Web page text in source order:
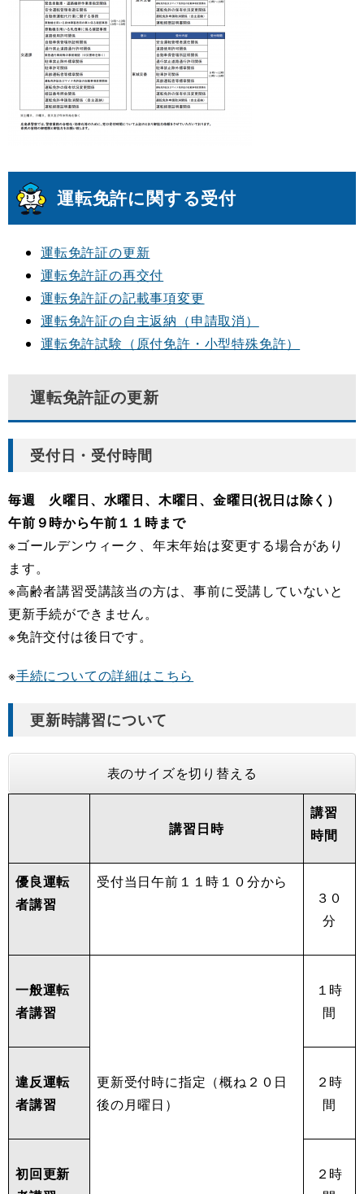
運転免許に関する受付
運転免許証の更新
運転免許証の再交付
運転免許証の記載事項変更
運転免許証の自主返納（申請取消）
運転免許試験（原付免許・小型特殊免許）
運転免許証の更新
受付日・受付時間
毎週 火曜日、水曜日、木曜日、金曜日(祝日は除く）
午前９時から午前１１時まで
※ゴールデンウィーク、年末年始は変更する場合があり
ます。
※高齢者講習受講該当の方は、事前に受講していないと
更新手続ができません。
※免許交付は後日です。
※手続についての詳細はこちら
更新時講習について
表のサイズを切り替える
講習日時
講習
時間
優良運転
者講習
受付当日午前１１時１０分から
３０
分
一般運転
者講習
更新受付時に指定（概ね２０日
後の月曜日）
１時
間
違反運転
者講習
２時
間
初回更新
２時